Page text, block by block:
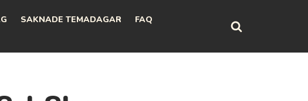
SAKNADE TEMADAGAR
FAQ